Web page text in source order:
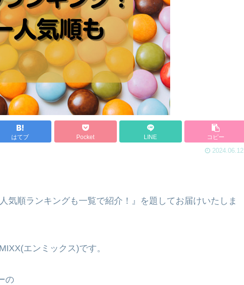
はてブ Pocket LINE コピー
2024.06.12
気順ランキングも一覧で紹介！』を題してお届けいたしま
エンミックス)です。
の